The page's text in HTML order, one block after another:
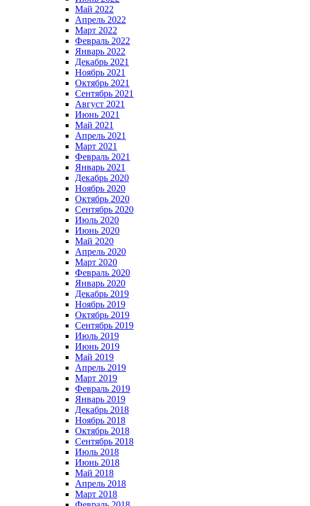
Май 2022
Апрель 2022
Март 2022
Февраль 2022
Январь 2022
Декабрь 2021
Ноябрь 2021
Октябрь 2021
Сентябрь 2021
Август 2021
Июнь 2021
Май 2021
Апрель 2021
Март 2021
Февраль 2021
Январь 2021
Декабрь 2020
Ноябрь 2020
Октябрь 2020
Сентябрь 2020
Июль 2020
Июнь 2020
Май 2020
Апрель 2020
Март 2020
Февраль 2020
Январь 2020
Декабрь 2019
Ноябрь 2019
Октябрь 2019
Сентябрь 2019
Июль 2019
Июнь 2019
Май 2019
Апрель 2019
Март 2019
Февраль 2019
Январь 2019
Декабрь 2018
Ноябрь 2018
Октябрь 2018
Сентябрь 2018
Июль 2018
Июнь 2018
Май 2018
Апрель 2018
Март 2018